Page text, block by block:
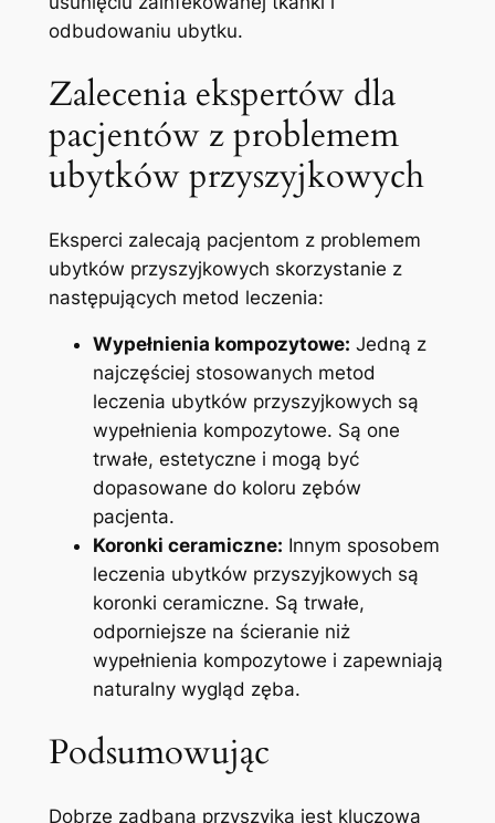
odbudowaniu ubytku.
Zalecenia ekspertów dla
⁣pacjentów z problemem ​
ubytków przyszyjkowych
Eksperci zalecają pacjentom z problemem
ubytków przyszyjkowych skorzystanie z
następujących​ metod leczenia:
Wypełnienia kompozytowe: Jedną‌ z
najczęściej stosowanych metod
⁤leczenia ubytków przyszyjkowych są
wypełnienia kompozytowe. Są one
trwałe, estetyczne i mogą być
⁢dopasowane ‌do koloru zębów
pacjenta.
Koronki ceramiczne: Innym ⁣sposobem
leczenia ubytków przyszyjkowych ⁤są
koronki ceramiczne. ‍Są trwałe,
odporniejsze na ścieranie niż
⁣wypełnienia kompozytowe i zapewniają
naturalny wygląd zęba.
Podsumowując
Dobrze zadbana przyszyjka jest kluczowa